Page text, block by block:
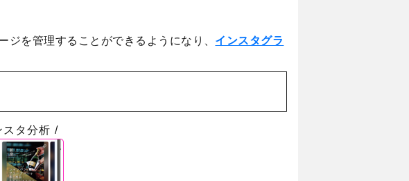
を管理することができるようになり、 インスタグラ
スタ分析 /